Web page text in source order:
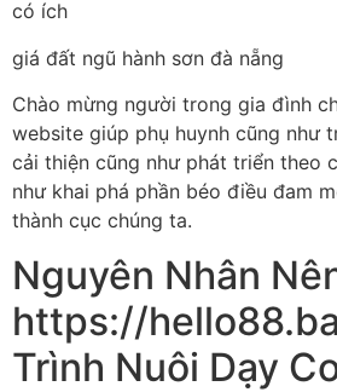
có ích
giá đất ngũ hành sơn đà nẵng
Chào mừng người trong gia đình
website giúp phụ huynh cũng như
cải thiện cũng như phát triển theo
như khai phá phần béo điều đam
thành cục chúng ta.
Nguyên Nhân
https://
Trình Nuôi Dạy